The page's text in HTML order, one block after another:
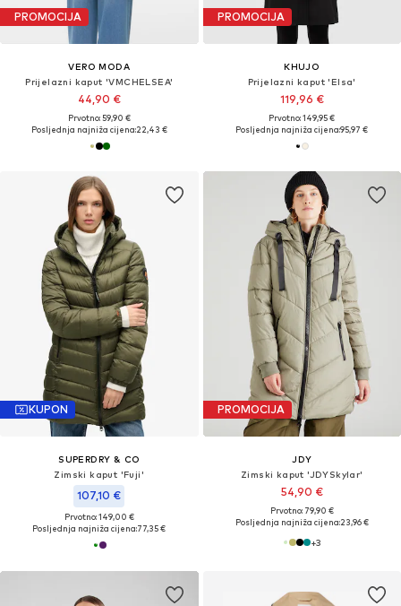
PROMOCIJA
VERO MODA
Prijelazni kaput 'VMCHELSEA'
44,90 €
Prvotno: 59,90 €
Posljednja najniža cijena:22,43 €
PROMOCIJA
KHUJO
Prijelazni kaput 'Elsa'
119,96 €
Prvotno: 149,95 €
Posljednja najniža cijena:95,97 €
KUPON
SUPERDRY & CO
Zimski kaput 'Fuji'
107,10 €
Prvotno: 149,00 €
Posljednja najniža cijena:77,35 €
PROMOCIJA
JDY
Zimski kaput 'JDYSkylar'
54,90 €
Prvotno: 79,90 €
Posljednja najniža cijena:23,96 €
+3